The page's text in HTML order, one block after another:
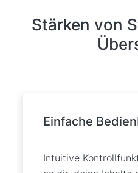
Stärken von
Einfache
Intuitive